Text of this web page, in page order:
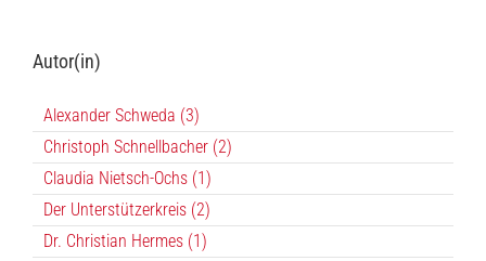
Autor(in)
Alexander Schweda (3)
Christoph Schnellbacher (2)
Claudia Nietsch-Ochs (1)
Der Unterstützerkreis (2)
Dr. Christian Hermes (1)